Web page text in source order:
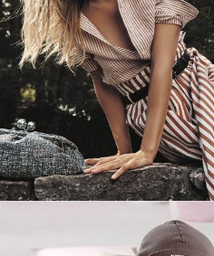
Имиджевый сайт
Soho
Смотреть